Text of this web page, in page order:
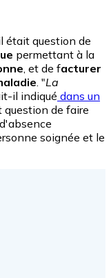
était question de
permettant à la
, et de facturer
. "La
il indiqué dans un
question de faire
soignée et le